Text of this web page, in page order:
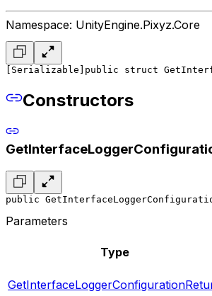
Namespace: UnityEngine.Pixyz.Core
[Serializable] public struct
Constructors
public
Parameters
Type